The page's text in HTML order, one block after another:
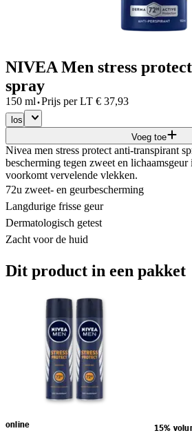
NIVEA Men stress
spray
150 ml·Prijs per LT € 37,93
los
Voeg toe
Nivea men stress protect anti-transpirant
bescherming tegen zweet en lichaamsgeur
voorkomt vervelende vlekken.
72u zweet- en geurbescherming
Langdurige frisse geur
Dermatologisch getest
Zacht voor de huid
Dit product in een pakket
online 15%